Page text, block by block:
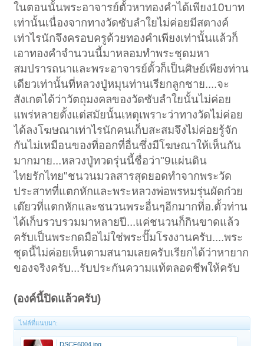
ในตอนนั้นพระอาจารย์ตั้วหาทองคำได้เพียง10บาท
เท่านั้นเนื่องจากทางวัดซับลำใยไม่ค่อยมีสตางค์
เท่าไรนักจึงครอบครูด้วยทองคำเพียงเท่านั้นแล้วก็
เอาทองคำจำนวนนี้มาหลอมทำพระชุดมหา
สมปรารถนาและพระอาจารย์ตั้วก็เป็นศิษย์เพียงท่าน
เดียวเท่านั้นที่หลวงปู่หมุนท่านเรียกลูกชาย....จะ
สังเกตได้ว่าวัตถุมงคลของวัดซับลำใยนั้นไม่ค่อย
แพร่หลายตั้งแต่สมัยนั้นเหตุเพราะว่าทางวัดไม่ค่อย
ได้ลงโฆษณาเท่าไรนักคนเก็บสะสมจึงไม่ค่อยรู้จัก
กันไม่เหมือนของที่ออกที่อื่นซึ่งมีโฆษณาให้เห็นกัน
มากมาย...หลวงปู่ทวดรุ่นนี้ชื่อว่า"9แผ่นดิน
ไทยรักไทย"ชนวนมวลสารสุดยอดทำจากพระวัด
ประสาทที่แตกหักและพระหลวงพ่อพรหมรุ่นผัดก๋วย
เต๊ยวที่แตกหักและชนวนพระอื่นๆอีกมากที่อ.ตั้วท่าน
ได้เก็บรวบรวมมาหลายปี...แค่ชนวนก็กินขาดแล้ว
ครับเป็นพระกดมือไม่ใช่พระปั๊มโรงงานครับ....พระ
ชุดนี้ไม่ค่อยเห็นตามสนามเลยครับเรียกได้ว่าหายาก
ของจริงครับ...รับประกันความแท้ตลอดชีพให้ครับ
(องค์นี้ปิดแล้วครับ)
ไฟล์ที่แนบมา:
DSCF6004.jpg